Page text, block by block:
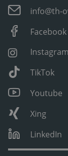
info@th-
Facebook
Instagram
TikTok
Youtube
Xing
LinkedIn